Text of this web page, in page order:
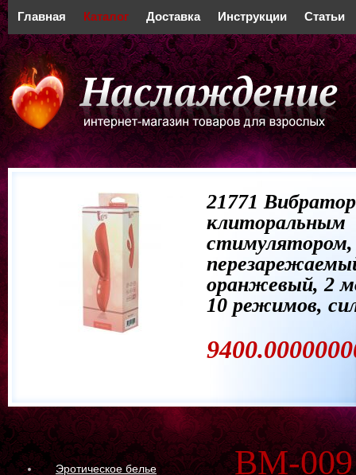
Главная Каталог Доставка Инструкции Статьи
21771
клиторальным
стимулятором,
оранжевый, 2
10 режимов,
Эротическое белье
BM-